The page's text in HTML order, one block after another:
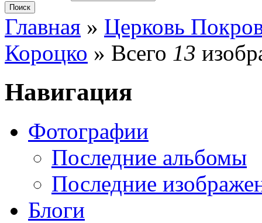
Главная » Церковь
Короцко » Всего 13
Навигация
Фотографии
Последние альбомы
Последние
Блоги